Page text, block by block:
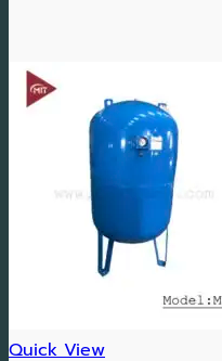
Quick View